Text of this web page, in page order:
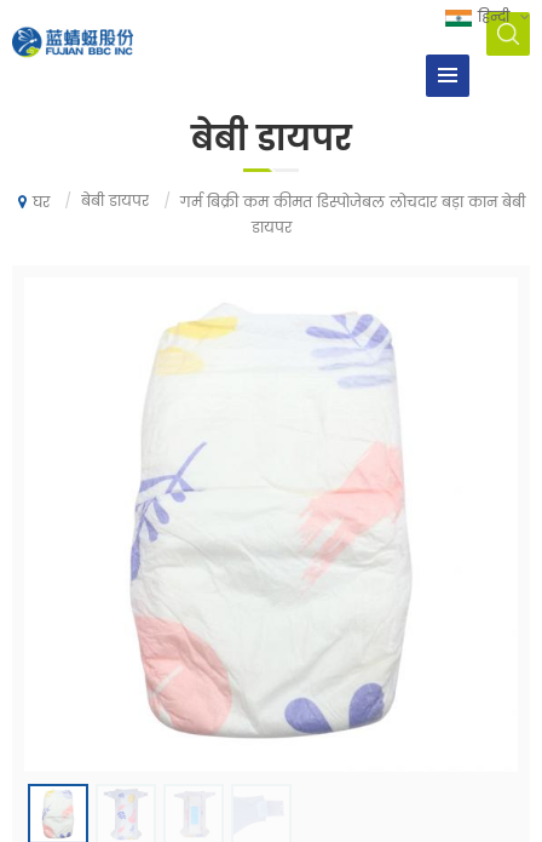
हिन्दी
बेबी डायपर
घर / बेबी डायपर / गर्म बिक्री कम कीमत डिस्पोजेबल लोचदार बड़ा कान बेबी
डायपर